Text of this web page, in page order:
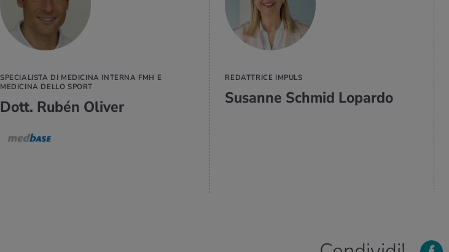
SPECIALISTA DI MEDICINA INTERNA FMH E
MEDICINA DELLO SPORT
Dott. Rubén Oliver
REDATTRICE IMPULS
Susanne Schmid Lopardo